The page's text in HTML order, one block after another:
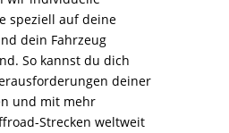
speziell auf deine
dein Fahrzeug
So kannst du dich
deiner
und mit mehr
Strecken weltweit